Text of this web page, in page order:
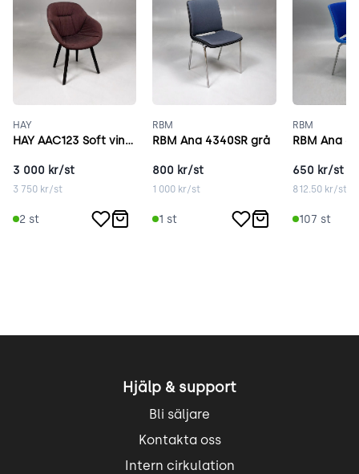
HAY
HAY AAC123 Soft vinröd
3 000 kr/st
3 750 kr/st
2 st
RBM
RBM Ana 4340SR grå
800 kr/st
1 000 kr/st
1 st
RBM
RBM Ana
650 kr/st
812.50kr/st
107 st
Hjälp & support
Bli säljare
Kontakta oss
Intern cirkulation